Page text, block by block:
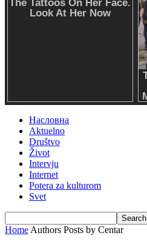
Насловна
Aktuelno
Društvo
Život
Intervju
Internet
Potera za kulturom
Svet
Home Authors Posts by Centar